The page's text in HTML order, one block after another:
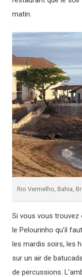
matin.
Rio Vermelho, Bahia,
Si vous vous trouvez
le Pelourinho qu’il
les mardis soirs, les
sur un air de
de percussions.